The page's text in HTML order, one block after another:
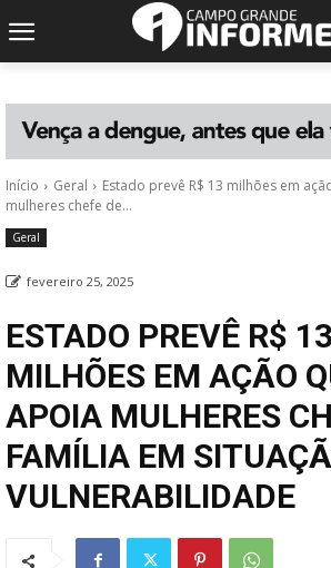
Início Geral
Estado prevê R$ 13 milhões em
mulheres chefe de...
Geral
fevereiro 25, 2025
ESTADO PREVÊ R$ 13
MILHÕES EM AÇÃO
APOIA MULHERES
FAMÍLIA EM
VULNERABILIDADE